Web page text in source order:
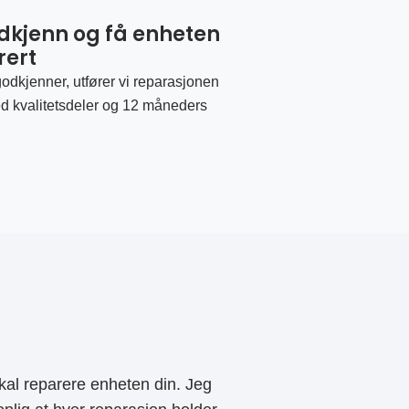
og få enheten
utfører vi reparasjonen
kvalitetsdeler og 12 måneders
reparere enheten din. Jeg